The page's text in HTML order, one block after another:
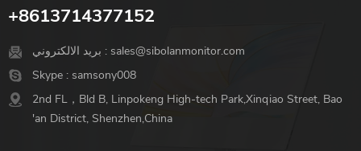
+8613714377152
بريد الالكتروني : sales@sibolanmonitor.com
Skype : samsony008
2nd FL，Bld B, Linpokeng High-tech Park,Xinqiao Street, Bao
'an District, Shenzhen,China